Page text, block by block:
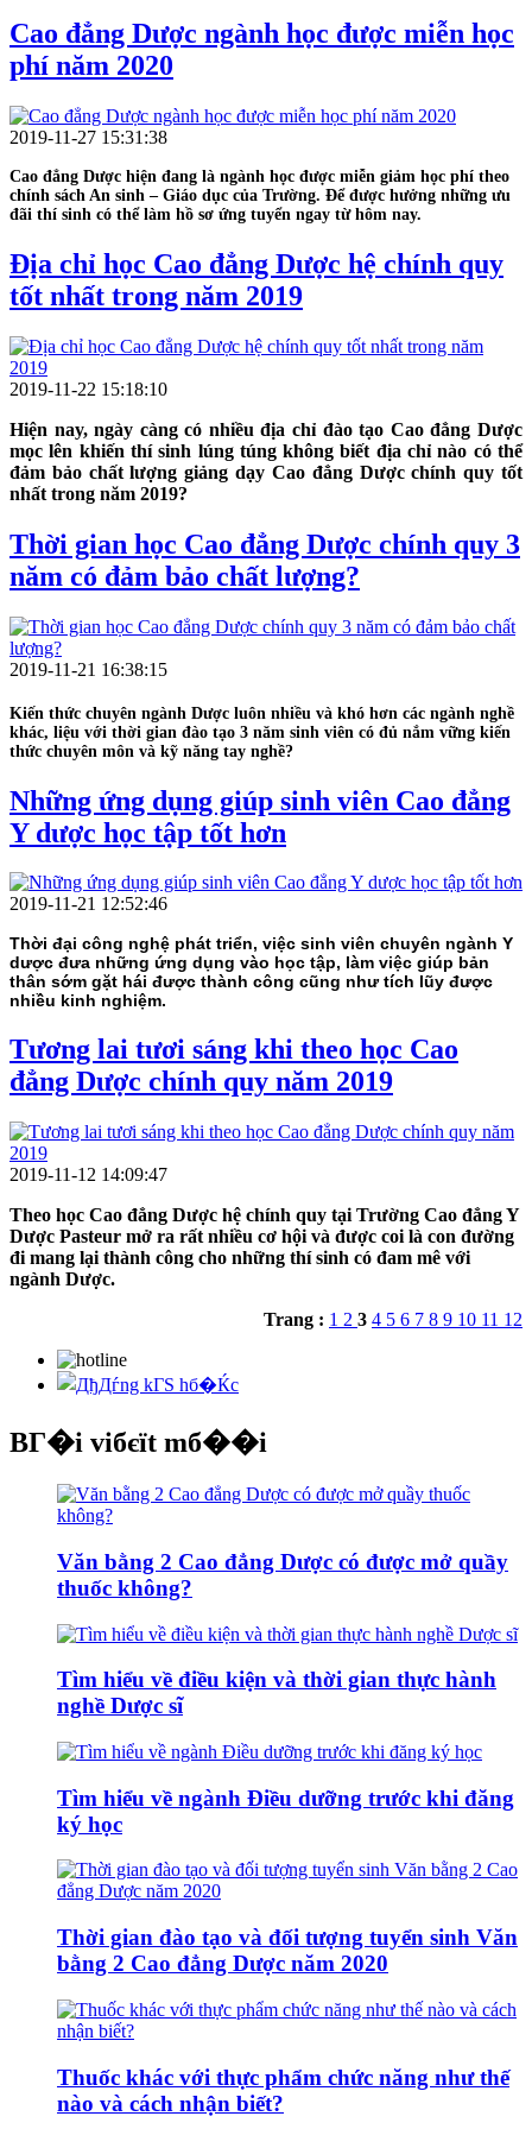
➡Giấy chứng nhận tốt nghiệp THPT tạm thời (đối với
trường hợp thí sinh tốt nghiệp năm 2020).
➡Bằng tốt nghiệp THPT hoặc BTVH cấp 3 (trường hợp thí
sinh đã tốt nghiệp từ năm 2019 về trước).
➡04 ảnh 3×4 + 01 bản sao giấy khai sinh có xác nhận của
địa phương.
➡01 phong bì dán sẵn tem, trên phong bì phần người nhận
có ghi rõ: họ tên + địa chỉ + SĐT của thí sinh (hoặc người
nhà) để Nhà trường liên hệ khi cần.
Phòng Tuyển sinh Cao Đẳng Dược Hà Nội - Trường
Cao đẳng Y Dược Pasteur tại
Địa chỉ:Số 212 Hoàng Quốc Việt - Cầu Giấy - Hà Nội
Điện thoại tư vấn tuyển sinh:
Website:http://www.caodangyduochanoi.net
Cao đẳng Dược ngành học được miễn học
phí năm 2020
2019-11-27 15:31:38
Cao đẳng Dược hiện đang là ngành học được miễn giảm học phí theo
chính sách An sinh – Giáo dục của Trường. Để được hưởng những ưu
đãi thí sinh có thể làm hồ sơ ứng tuyển ngay từ hôm nay.
Địa chỉ học Cao đẳng Dược hệ chính quy
tốt nhất trong năm 2019
2019-11-22 15:18:10
Hiện nay, ngày càng có nhiều địa chỉ đào tạo Cao đẳng Dược
mọc lên khiến thí sinh lúng túng không biết địa chỉ nào có thể
đảm bảo chất lượng giảng dạy Cao đẳng Dược chính quy tốt
nhất trong năm 2019?
Thời gian học Cao đẳng Dược chính quy 3
năm có đảm bảo chất lượng?
2019-11-21 16:38:15
Kiến thức chuyên ngành Dược luôn nhiều và khó hơn các ngành nghề
khác, liệu với thời gian đào tạo 3 năm sinh viên có đủ nắm vững kiến
thức chuyên môn và kỹ năng tay nghề?
Những ứng dụng giúp sinh viên Cao đẳng
Y dược học tập tốt hơn
2019-11-21 12:52:46
Thời đại công nghệ phát triển, việc sinh viên chuyên ngành Y
dược đưa những ứng dụng vào học tập, làm việc giúp bản
thân sớm gặt hái được thành công cũng như tích lũy được
nhiều kinh nghiệm.
Tương lai tươi sáng khi theo học Cao
đẳng Dược chính quy năm 2019
2019-11-12 14:09:47
Theo học Cao đẳng Dược hệ chính quy tại Trường Cao đẳng Y
Dược Pasteur mở ra rất nhiều cơ hội và được coi là con đường
đi mang lại thành công cho những thí sinh có đam mê với
ngành Dược.
Trang : 1 2 3 4 5 6 7 8 9 10 11 12
BГ�i viбєїt mб��i
Văn bằng 2 Cao đẳng Dược có được mở quầy
thuốc không?
Tìm hiểu về điều kiện và thời gian thực hành
nghề Dược sĩ
Tìm hiểu về ngành Điều dưỡng trước khi đăng
ký học
Thời gian đào tạo và đối tượng tuyển sinh Văn
bằng 2 Cao đẳng Dược năm 2020
Thuốc khác với thực phẩm chức năng như thế
nào và cách nhận biết?